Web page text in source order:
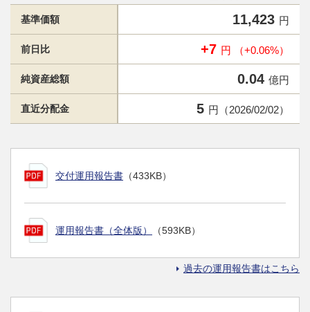
基準価額 11,423 円
前日比 +7 円 （+0.06%）
純資産総額 0.04 億円
直近分配金 5 円（2026/02/02）
交付運用報告書 （433KB）
運用報告書（全体版） （593KB）
過去の運用報告書はこちら